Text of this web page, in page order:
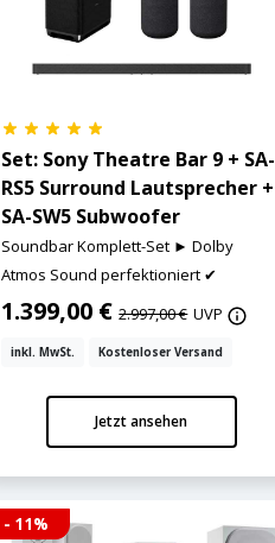
Set: Sony Theatre Bar 9 + SA-
RS5 Surround Lautsprecher +
SA-SW5 Subwoofer
Soundbar Komplett-Set ► Dolby
Atmos Sound perfektioniert ✔
1.399,00 €2.997,00 € UVP
inkl. MwSt. Kostenloser Versand
Jetzt ansehen
- 11%